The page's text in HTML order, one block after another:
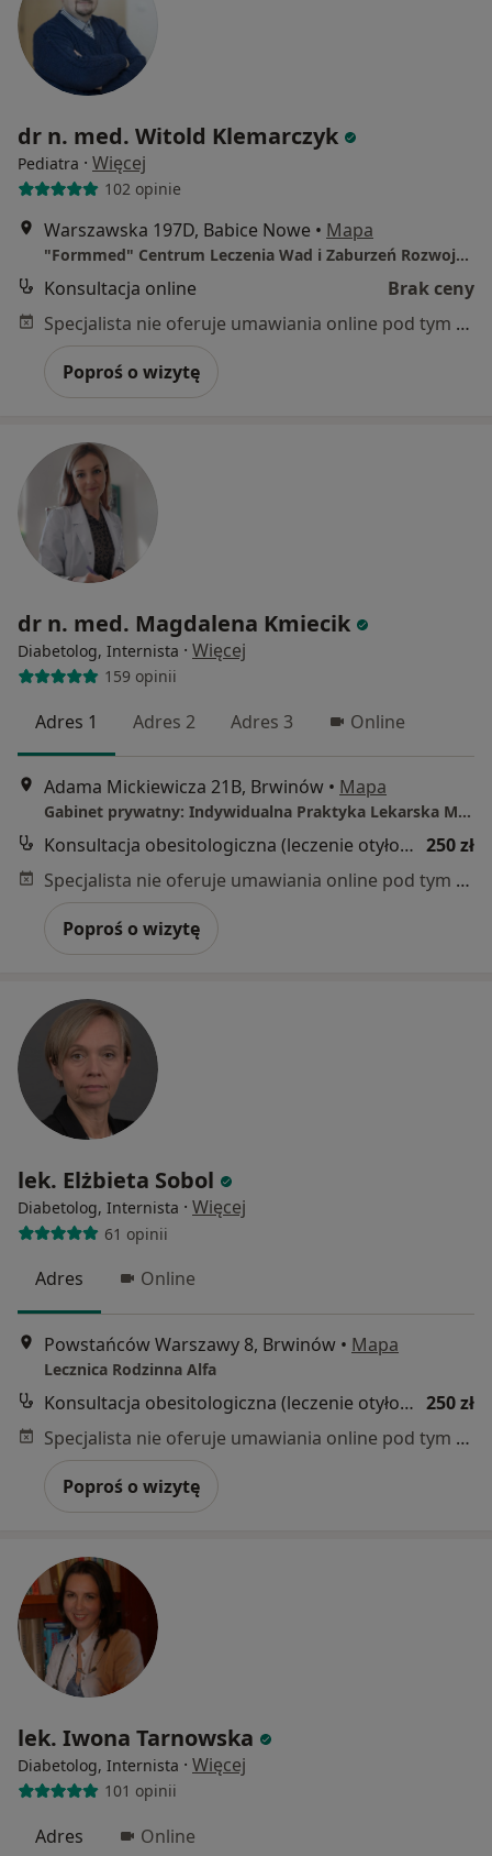
dr n. med. Witold Klemarczyk
Pediatra · Więcej
102 opinie
Warszawska 197D, Babice Nowe • Mapa
"Formmed" Centrum Leczenia Wad i Zaburzeń Rozwojowych
Konsultacja online
Brak ceny
Specjalista nie oferuje umawiania online pod tym adresem.
Poproś o wizytę
dr n. med. Magdalena Kmiecik
Diabetolog, Internista · Więcej
159 opinii
Adres 1 Adres 2 Adres 3 Online
Adama Mickiewicza 21B, Brwinów • Mapa
Gabinet prywatny: Indywidualna Praktyka Lekarska Magdalena Kmiecik
Konsultacja obesitologiczna (leczenie otyłości) 250 zł
Specjalista nie oferuje umawiania online pod tym adresem.
Poproś o wizytę
lek. Elżbieta Sobol
Diabetolog, Internista · Więcej
61 opinii
Adres Online
Powstańców Warszawy 8, Brwinów • Mapa
Lecznica Rodzinna Alfa
Konsultacja obesitologiczna (leczenie otyłości) 250 zł
Specjalista nie oferuje umawiania online pod tym adresem.
Poproś o wizytę
lek. Iwona Tarnowska
Diabetolog, Internista · Więcej
101 opinii
Adres Online